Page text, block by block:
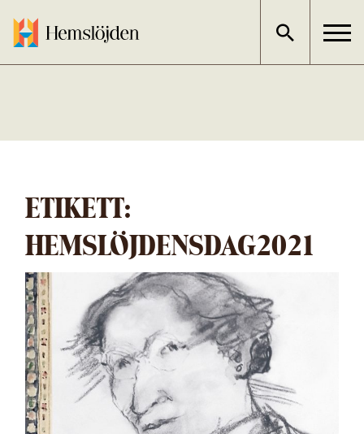
innehållet
ETIKETT:
HEMSLÖJDENSDAG2021